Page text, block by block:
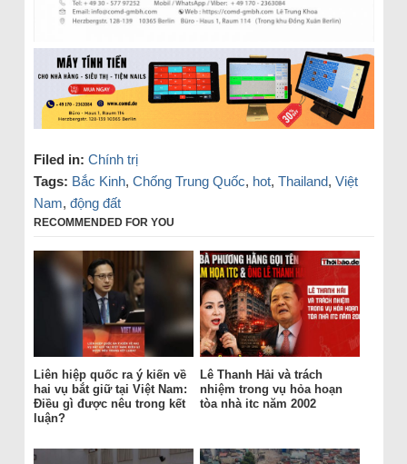
Filed in: Chính trị
Tags: Bắc Kinh, Chống Trung Quốc, hot, Thailand, Việt
Nam, động đất
RECOMMENDED FOR YOU
Liên hiệp quốc ra ý kiến về
hai vụ bắt giữ tại Việt Nam:
Điều gì được nêu trong kết
luận?
Lê Thanh Hải và trách
nhiệm trong vụ hỏa hoạn
tòa nhà itc năm 2002